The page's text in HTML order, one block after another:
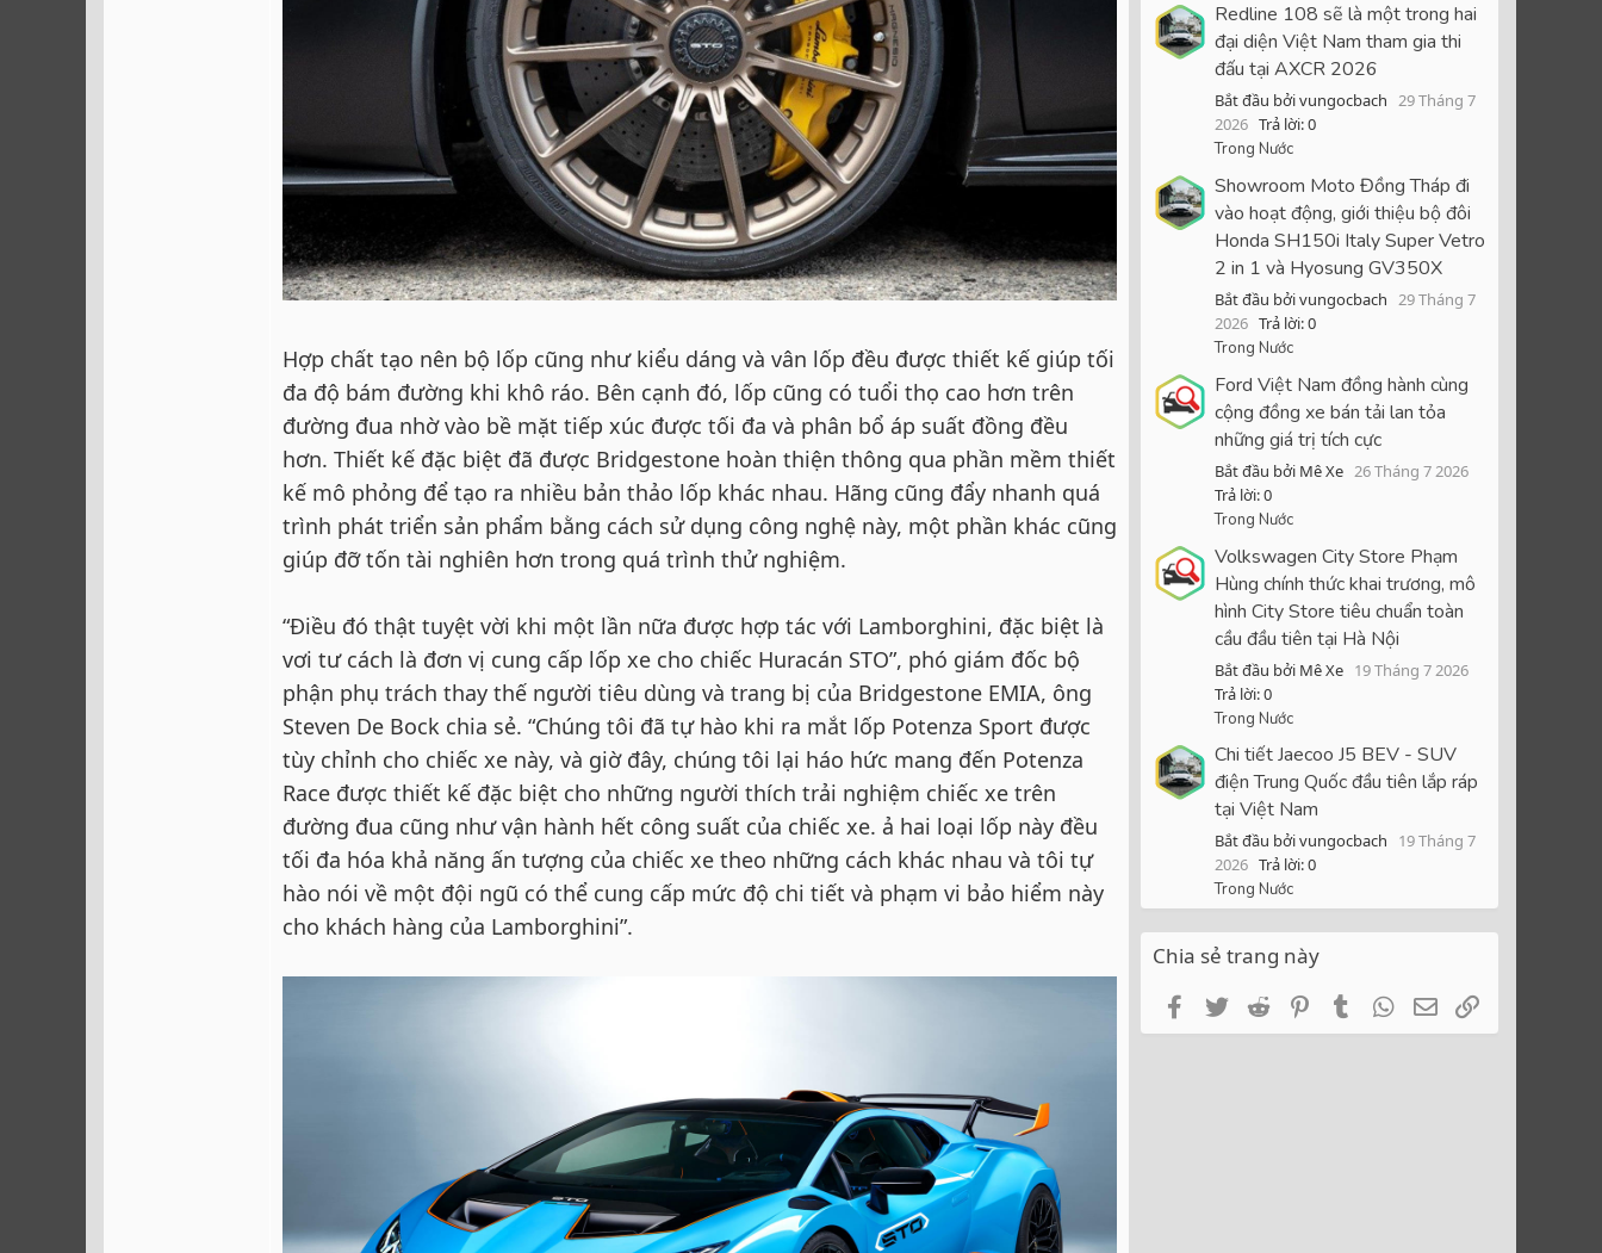
Hợp chất tạo nên bộ lốp cũng như kiểu dáng và vân lốp đều được thiết kế giúp tối
đa độ bám đường khi khô ráo. Bên cạnh đó, lốp cũng có tuổi thọ cao hơn trên
đường đua nhờ vào bề mặt tiếp xúc được tối đa và phân bổ áp suất đồng đều
hơn. Thiết kế đặc biệt đã được Bridgestone hoàn thiện thông qua phần mềm thiết
kế mô phỏng để tạo ra nhiều bản thảo lốp khác nhau. Hãng cũng đẩy nhanh quá
trình phát triển sản phẩm bằng cách sử dụng công nghệ này, một phần khác cũng
giúp đỡ tốn tài nghiên hơn trong quá trình thử nghiệm.
“Điều đó thật tuyệt vời khi một lần nữa được hợp tác với Lamborghini, đặc biệt là
vơi tư cách là đơn vị cung cấp lốp xe cho chiếc Huracán STO”, phó giám đốc bộ
phận phụ trách thay thế người tiêu dùng và trang bị của Bridgestone EMIA, ông
Steven De Bock chia sẻ. “Chúng tôi đã tự hào khi ra mắt lốp Potenza Sport được
tùy chỉnh cho chiếc xe này, và giờ đây, chúng tôi lại háo hức mang đến Potenza
Race được thiết kế đặc biệt cho những người thích trải nghiệm chiếc xe trên
đường đua cũng như vận hành hết công suất của chiếc xe. ả hai loại lốp này đều
tối đa hóa khả năng ấn tượng của chiếc xe theo những cách khác nhau và tôi tự
hào nói về một đội ngũ có thể cung cấp mức độ chi tiết và phạm vi bảo hiểm này
cho khách hàng của Lamborghini”.
Redline 108 sẽ là một trong hai
đại diện Việt Nam tham gia thi
đấu tại AXCR 2026
Bắt đầu bởi vungocbach 29 Tháng 7
2026 Trả lời: 0
Trong Nước
Showroom Moto Đồng Tháp đi
vào hoạt động, giới thiệu bộ đôi
Honda SH150i Italy Super Vetro
2 in 1 và Hyosung GV350X
Bắt đầu bởi vungocbach 29 Tháng 7
2026 Trả lời: 0
Trong Nước
Ford Việt Nam đồng hành cùng
cộng đồng xe bán tải lan tỏa
những giá trị tích cực
Bắt đầu bởi Mê Xe 26 Tháng 7 2026
Trả lời: 0
Trong Nước
Volkswagen City Store Phạm
Hùng chính thức khai trương, mô
hình City Store tiêu chuẩn toàn
cầu đầu tiên tại Hà Nội
Bắt đầu bởi Mê Xe 19 Tháng 7 2026
Trả lời: 0
Trong Nước
Chi tiết Jaecoo J5 BEV - SUV
điện Trung Quốc đầu tiên lắp ráp
tại Việt Nam
Bắt đầu bởi vungocbach
19 Tháng 7
2026 Trả lời: 0
Trong Nước
Chia sẻ trang này
FacebookTwitterRedditPinterestTumblrWhatsApp
Email